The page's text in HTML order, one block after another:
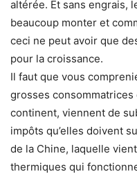
altérée. Et sans engrais,
beaucoup monter et
ceci ne peut avoir que
pour la croissance.
Il faut que vous
grosses consommatrices
continent, viennent de
impôts qu’elles doivent
de la Chine, laquelle
thermiques qui